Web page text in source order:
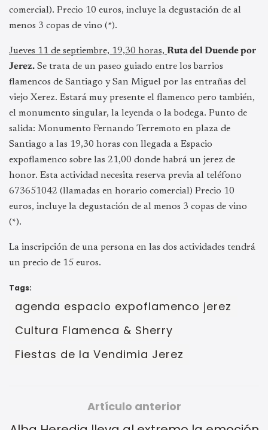
comercial). Precio 10 euros, incluye la degustación de al
menos 3 copas de vino (*).
Jueves 11 de septiembre, 19,30 horas, Ruta del Duende por
Jerez. Se trata de un paseo guiado entre los barrios
flamencos de Santiago y San Miguel por las entrañas del
viejo Xerez. Estará muy presente el flamenco pero también,
el monumento singular, la leyenda o la bodega. Punto de
salida: Monumento Fernando Terremoto en plaza de
Santiago a las 19,30 horas con llegada a Espacio
expoflamenco sobre las 21,00 donde habrá un jerez de
honor. Esta actividad necesita reserva previa al teléfono
673651042 (llamadas en horario comercial) Precio 10
euros, incluye la degustación de al menos 3 copas de vino
(*).
La inscripción de una persona en las dos actividades tendrá
un precio de 15 euros.
Tags:
agenda espacio expoflamenco jerez
Cultura Flamenca & Sherry
Fiestas de la Vendimia Jerez
Artículo anterior